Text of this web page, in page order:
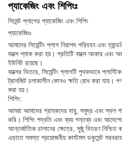
প্যাকেজিং এবং শিপিংঃ
সিমেন্ট প্লাগের প্যাকেজিং এবং শিপিং
প্যাকেজিংঃ
আমাদের সিমেন্টিং প্লাগ নিরাপদ পরিবহন এবং
বাক্সে প্যাক করা হয়। প্রতিটি বাক্সে আকার এবং
ইউনিট রয়েছে।
বাক্সের ভিতরে, সিমেন্টিং প্লাগটি পৃথকভাবে
ট্রানজিট চলাকালীন কোনও ক্ষতি রোধ করা যায়।
করা হয়।
শিপিং:
আমরা আমাদের গ্রাহকদের বায়ু, সমুদ্র এবং স্থল
করি। শিপিং পদ্ধতি এবং ব্যয় গন্তব্য এবং
আন্তর্জাতিক চালানের ক্ষেত্রে, সুষ্ঠু বিতরণ নিশ্চিত
এড়াতে সমস্ত প্রয়োজনীয় কাস্টমস ডকুমেন্ট